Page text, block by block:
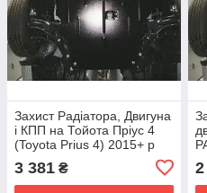
Захист Радіатора, Двигуна
і КПП на Тойота Пріус 4
(Toyota Prius 4) 2015+ р
3 381 ₴